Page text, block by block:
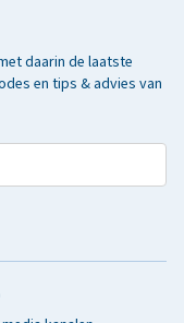
daarin de laatste
en tips & advies van